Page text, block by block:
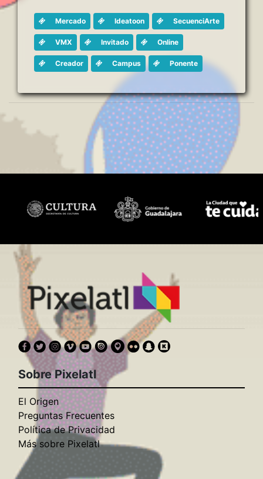
Mercado Ideatoon SecuenciArte
VMX Invitado Online
Creador Campus Ponente
Sobre Pixelatl
El Origen
Preguntas Frecuentes
Política de Privacidad
Más sobre Pixelatl